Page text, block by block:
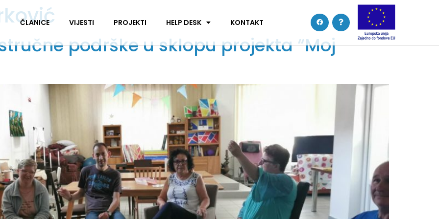
ČLANICE VIJESTI PROJEKTI HELP DESK KONTAKT
podrške u sklopu projekta “Moj